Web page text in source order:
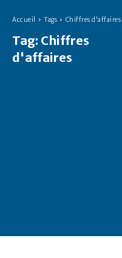
Accueil Tags Chiffres d'affaires
Tag: Chiffres
d'affaires